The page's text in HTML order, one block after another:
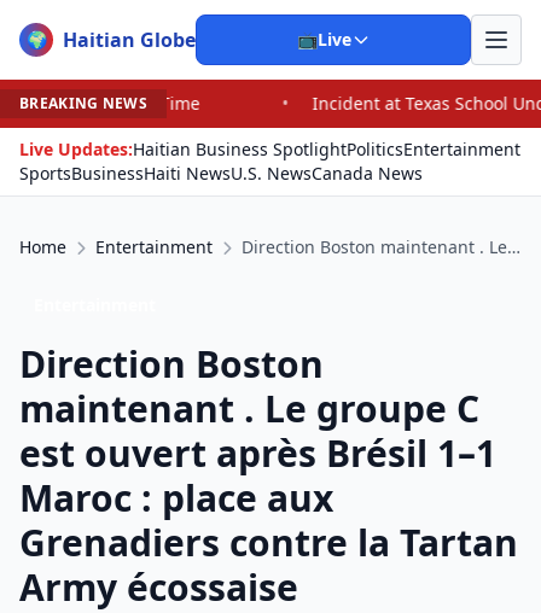
🌍 Haitian Globe 📺Live
BREAKING NEWS
Incident at Texas School Underscores Concerns About Police
Live Updates:Haitian Business SpotlightPoliticsEntertainment
SportsBusinessHaiti NewsU.S. NewsCanada News
Home Entertainment Direction Boston maintenant . Le groupe C est ouvert après Brésil 1–1 Maroc : place aux Grenadiers contre la Tartan Army écossaise
Direction Boston
maintenant . Le groupe C
est ouvert après Brésil 1–1
Maroc : place aux
Grenadiers contre la Tartan
Army écossaise